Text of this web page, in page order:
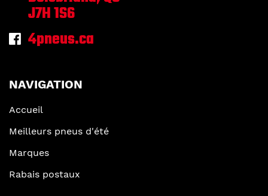
J7H 1S6
4pneus.ca
NAVIGATION
Accueil
Meilleurs pneus d'été
Marques
Rabais postaux